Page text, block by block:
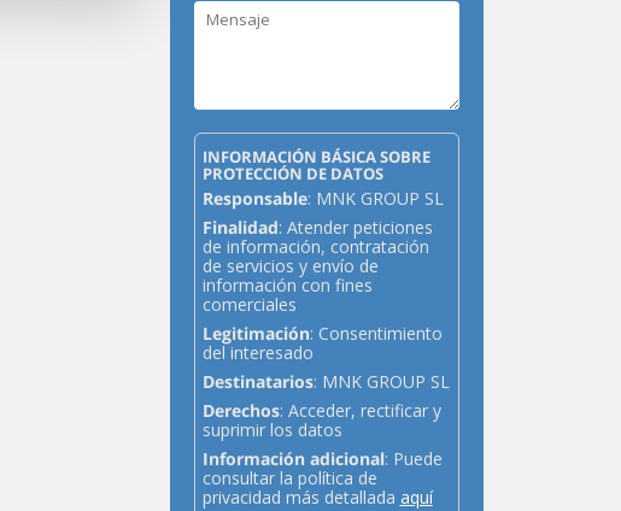
INFORMACIÓN BÁSICA SOBRE
PROTECCIÓN DE DATOS
Responsable: MNK GROUP SL
Finalidad: Atender peticiones
de información, contratación
de servicios y envío de
información con fines
comerciales
Legitimación: Consentimiento
del interesado
Destinatarios: MNK GROUP SL
Derechos: Acceder, rectificar y
suprimir los datos
Información adicional: Puede
consultar la política de
privacidad más detallada aquí